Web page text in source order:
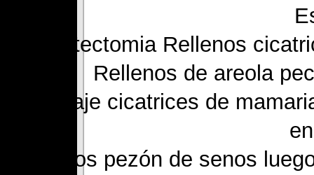
Mastectomia Rellenos
Rellenos de areola
Camuflaje cicatrices de
Rellenos pezón de senos